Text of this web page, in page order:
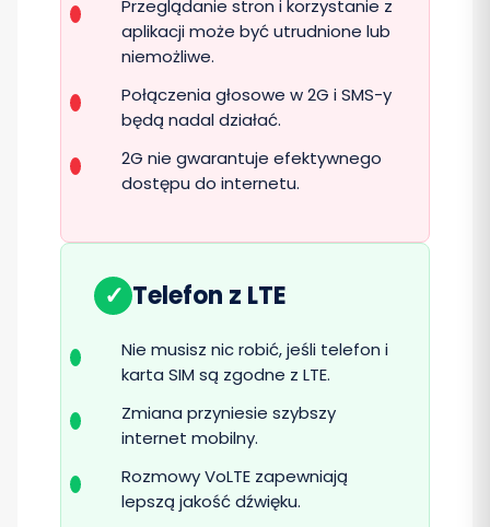
Przeglądanie stron i korzystanie z
aplikacji może być utrudnione lub
niemożliwe.
Połączenia głosowe w 2G i SMS-y
będą nadal działać.
2G nie gwarantuje efektywnego
dostępu do internetu.
✓ Telefon z LTE
Nie musisz nic robić, jeśli telefon i
karta SIM są zgodne z LTE.
Zmiana przyniesie szybszy
internet mobilny.
Rozmowy VoLTE zapewniają
lepszą jakość dźwięku.